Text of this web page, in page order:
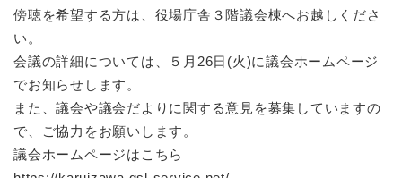
傍聴を希望する方は、役場庁舎３階議会棟へお越しくださ
い。
会議の詳細については、５月26日(火)に議会ホームページ
でお知らせします。
また、議会や議会だよりに関する意見を募集していますの
で、ご協力をお願いします。
議会ホームページはこちら